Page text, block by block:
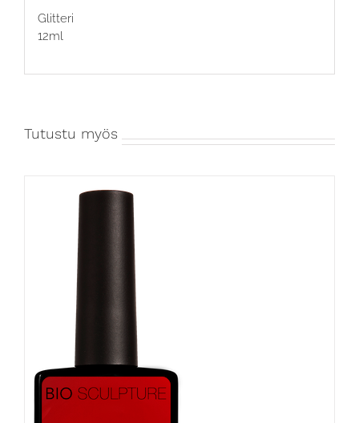
Glitteri
12ml
Tutustu myös